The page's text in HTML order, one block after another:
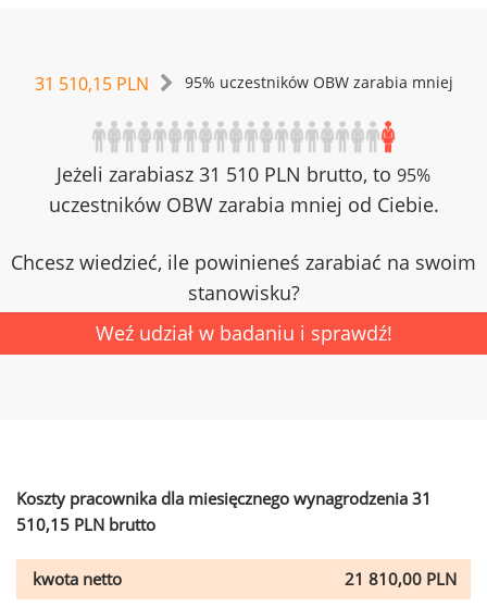
31 510,15 PLN 95% uczestników OBW zarabia mniej
Jeżeli zarabiasz 31 510 PLN brutto, to 95%
uczestników OBW zarabia mniej od Ciebie.
Chcesz wiedzieć, ile powinieneś zarabiać na swoim
stanowisku?
Weź udział w badaniu i sprawdź!
Koszty pracownika dla miesięcznego wynagrodzenia 31
510,15 PLN brutto
kwota netto
21 810,00 PLN